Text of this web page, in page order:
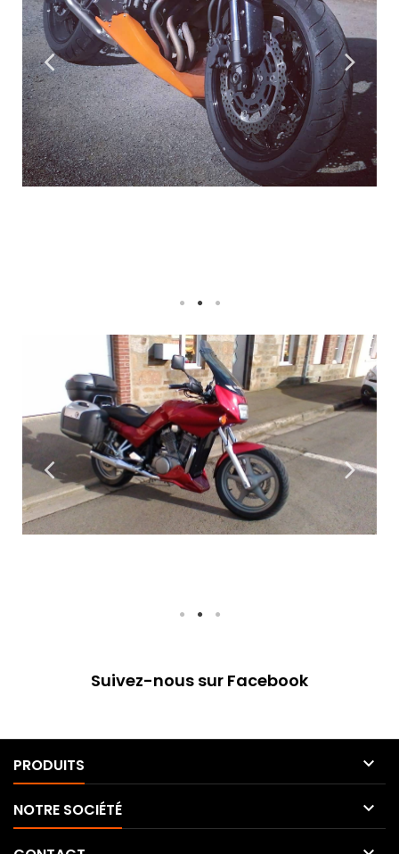
Suivez-nous sur Facebook
PRODUITS 
NOTRE SOCIÉTÉ 